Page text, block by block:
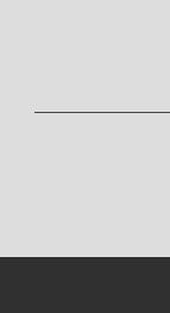
Mobilier